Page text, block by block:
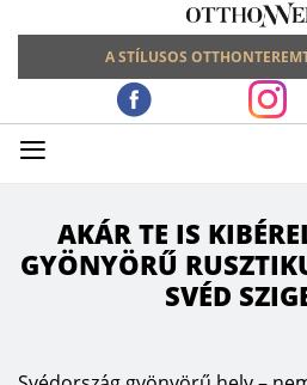
A STÍLUSOS
≡
AKÁR TE IS
GYÖNYÖRŰ
SVÉD